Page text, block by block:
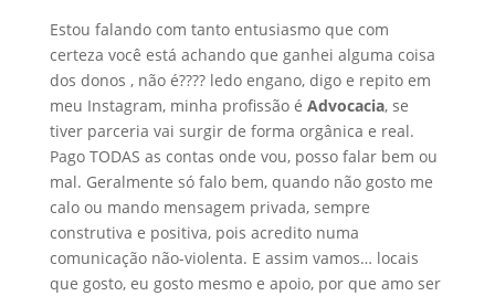
Estou falando com tanto entusiasmo que com
certeza você está achando que ganhei alguma coisa
dos donos , não é???? ledo engano, digo e repito em
meu Instagram, minha profissão é Advocacia, se
tiver parceria vai surgir de forma orgânica e real.
Pago TODAS as contas onde vou, posso falar bem ou
mal. Geralmente só falo bem, quando não gosto me
calo ou mando mensagem privada, sempre
construtiva e positiva, pois acredito numa
comunicação não-violenta. E assim vamos… locais
que gosto, eu gosto mesmo e apoio, por que amo ser